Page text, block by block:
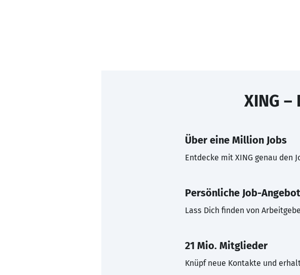
XING
Über eine Million Jobs
Entdecke mit XING genau den
Persönliche Job-
Lass Dich finden von
21 Mio. Mitglieder
Knüpf neue Kontakte und